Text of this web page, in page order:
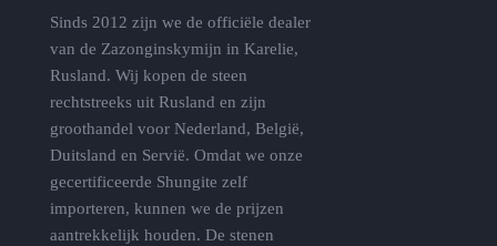
Sinds 2012 zijn we de officiële dealer
van de Zazonginskymijn in Karelie,
Rusland. Wij kopen de steen
rechtstreeks uit Rusland en zijn
groothandel voor Nederland, België,
Duitsland en Servië. Omdat we onze
gecertificeerde Shungite zelf
importeren, kunnen we de prijzen
aantrekkelijk houden. De stenen